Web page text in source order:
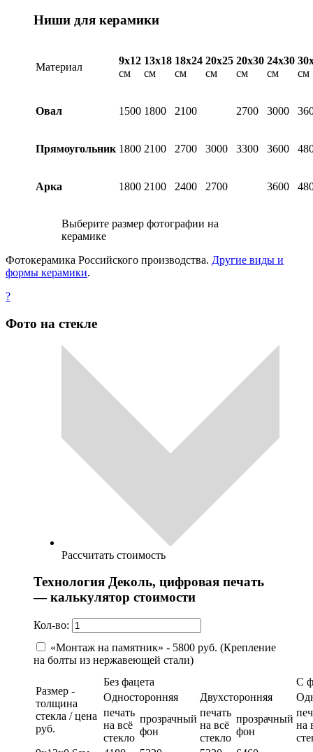
Ниши для керамики
Материал
9х12
см
13х18
см
18х24
см
20х25
см
20х30
см
24х30
см
см
Овал 1500 1800 2100 2700 3000
Прямоугольник 1800 2100 2700 3000 3300 3600
Арка 1800 2100 2400 2700 3600
Выберите размер фотографии на
керамике
Фотокерамика Российского производства. Другие виды и
формы керамики.
?
Фото на стекле
Рассчитать стоимость
Технология Деколь, цифровая печать
— калькулятор стоимости
Кол-во:
«Монтаж на памятник» - 5800 руб. (Крепление
на болты из нержавеющей стали)
Размер -
толщина
стекла / цена
руб.
Без фацета
С
Односторонняя
Двухсторонняя
печать
на всё
стекло
прозрачный
фон
печать
на всё
стекло
прозрачный
фон
на